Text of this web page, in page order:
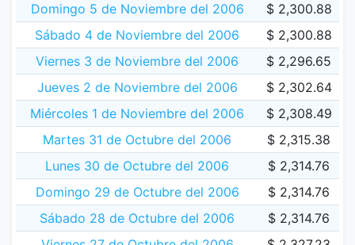
Domingo 5 de Noviembre del 2006
$ 2,300.88
Sábado 4 de Noviembre del 2006
$ 2,300.88
Viernes 3 de Noviembre del 2006
$ 2,296.65
Jueves 2 de Noviembre del 2006
$ 2,302.64
Miércoles 1 de Noviembre del 2006
$ 2,308.49
Martes 31 de Octubre del 2006
$ 2,315.38
Lunes 30 de Octubre del 2006
$ 2,314.76
Domingo 29 de Octubre del 2006
$ 2,314.76
Sábado 28 de Octubre del 2006
$ 2,314.76